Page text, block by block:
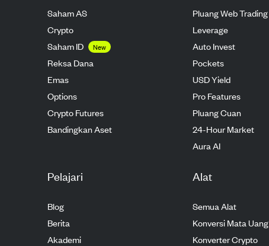
Saham AS
Crypto
Saham ID
New
Reksa Dana
Emas
Options
Crypto Futures
Bandingkan Aset
Pluang Web Trading
Leverage
Auto Invest
Pockets
USD Yield
Pro Features
Pluang Cuan
24-Hour Market
Aura AI
Pelajari
Blog
Berita
Akademi
Alat
Semua Alat
Konversi Mata Uang
Konverter Crypto